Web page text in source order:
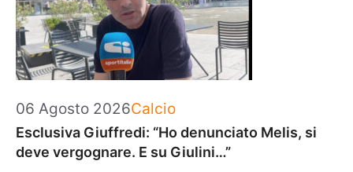
06 Agosto 2026Categorie
Calcio
Esclusiva Giuffredi: “Ho denunciato Melis, si
deve vergognare. E su Giulini…”